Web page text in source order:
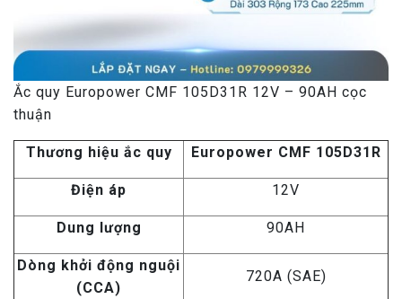
Ắc quy Europower CMF 105D31R 12V – 90AH cọc
thuận
Thương hiệu ắc quy Europower CMF 105D31R
Điện áp 12V
Dung lượng 90AH
Dòng khởi động nguội
(CCA)
720A (SAE)